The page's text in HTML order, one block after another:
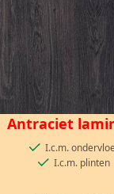
Antraciet
I.c.m.
I.c.m. plinten